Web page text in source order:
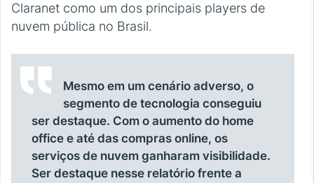
Claranet como um dos principais players de
nuvem pública no Brasil.
Mesmo em um cenário adverso, o
segmento de tecnologia conseguiu
ser destaque. Com o aumento do home
office e até das compras online, os
serviços de nuvem ganharam visibilidade.
Ser destaque nesse relatório frente a